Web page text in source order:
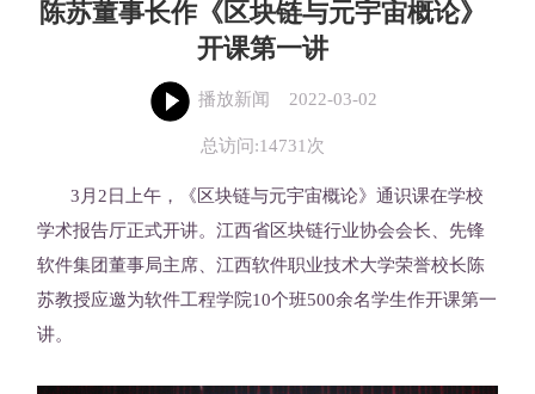
陈苏董事长作《区块链与元宇宙概论》
开课第一讲
播放新闻 2022-03-02
总访问:14731次
3月2日上午，《区块链与元宇宙概论》通识课在学校
学术报告厅正式开讲。江西省区块链行业协会会长、先锋
软件集团董事局主席、江西软件职业技术大学荣誉校长陈
苏教授应邀为软件工程学院10个班500余名学生作开课第一
讲。